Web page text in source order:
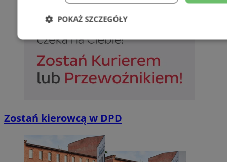
Zostań kierowcą w DPD
POKAŻ SZCZEGÓŁY
Niezbędne Wydajność
Niesklasyfikowane
Niezbędne Wydajność Targetowanie